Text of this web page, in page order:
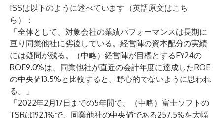
ISSは以下のように述べています（英語原文はこち
ら ）：
「全体として、対象会社の業績パフォーマンスは長期に
亘り同業他社に劣後している。経営陣の資本配分の実績
には疑問が残る。（中略）経営陣が目標とするFY24の
ROE9.0%は、同業他社が直近の会計年度に達成したROE
の中央値13.5%と比較すると、野心的でないように思われ
る。」
「2022年2月17日までの5年間で、（中略）富士ソフトの
TSRは192.1%で、同業他社の中央値である257.5%を大幅